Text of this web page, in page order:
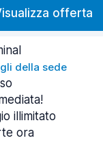
offerta
della sede
illimitato
ora